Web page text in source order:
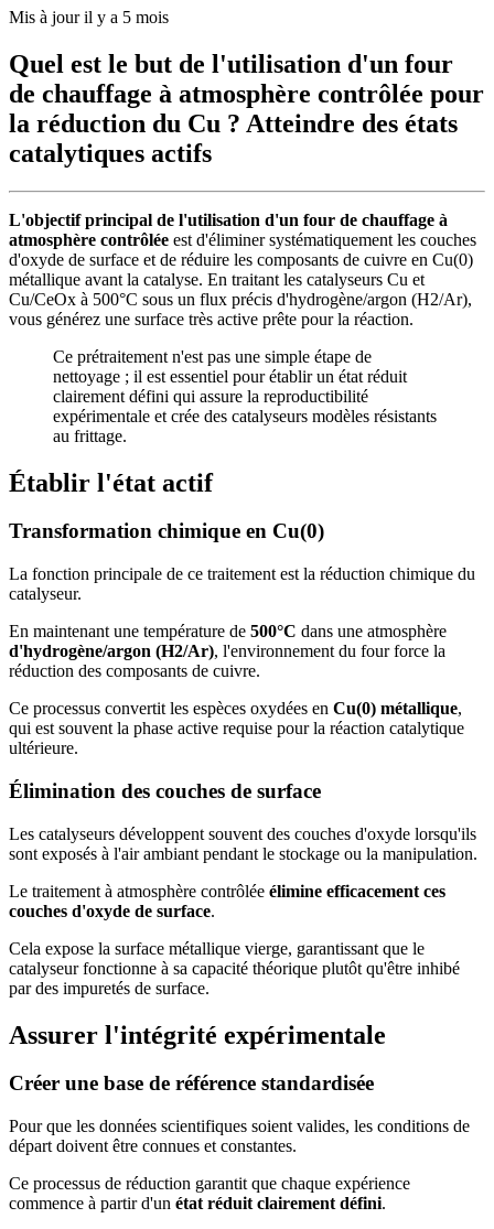
Mis à jour il y a 5 mois
Quel est le but de l'utilisation d'un four
de chauffage à atmosphère contrôlée pour
la réduction du Cu ? Atteindre des états
catalytiques actifs
L'objectif principal de l'utilisation d'un four de chauffage à
atmosphère contrôlée est d'éliminer systématiquement les couches
d'oxyde de surface et de réduire les composants de cuivre en Cu(0)
métallique avant la catalyse. En traitant les catalyseurs Cu et
Cu/CeOx à 500°C sous un flux précis d'hydrogène/argon (H2/Ar),
vous générez une surface très active prête pour la réaction.
Ce prétraitement n'est pas une simple étape de
nettoyage ; il est essentiel pour établir un état réduit
clairement défini qui assure la reproductibilité
expérimentale et crée des catalyseurs modèles résistants
au frittage.
Établir l'état actif
Transformation chimique en Cu(0)
La fonction principale de ce traitement est la réduction chimique du
catalyseur.
En maintenant une température de 500°C dans une atmosphère
d'hydrogène/argon (H2/Ar), l'environnement du four force la
réduction des composants de cuivre.
Ce processus convertit les espèces oxydées en Cu(0) métallique,
qui est souvent la phase active requise pour la réaction catalytique
ultérieure.
Élimination des couches de surface
Les catalyseurs développent souvent des couches d'oxyde lorsqu'ils
sont exposés à l'air ambiant pendant le stockage ou la manipulation.
Le traitement à atmosphère contrôlée élimine efficacement ces
couches d'oxyde de surface.
Cela expose la surface métallique vierge, garantissant que le
catalyseur fonctionne à sa capacité théorique plutôt qu'être inhibé
par des impuretés de surface.
Assurer l'intégrité expérimentale
Créer une base de référence standardisée
Pour que les données scientifiques soient valides, les conditions de
départ doivent être connues et constantes.
Ce processus de réduction garantit que chaque expérience
commence à partir d'un état réduit clairement défini.